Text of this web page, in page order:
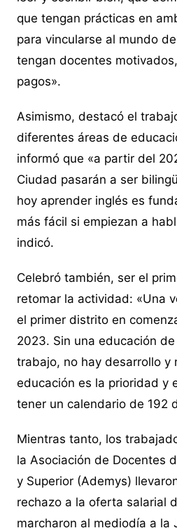
que tengan prácticas en
para vincularse al mundo
tengan docentes
pagos».
Asimismo, destacó el
diferentes áreas de
informó que «a partir del
Ciudad pasarán a ser
hoy aprender inglés es
más fácil si empiezan a
indicó.
Celebró también, ser el
retomar la actividad: «Una
el primer distrito en
2023. Sin una educación
trabajo, no hay desarrollo y
educación es la prioridad y
tener un calendario de 192
Mientras tanto, los
la Asociación de Docentes
y Superior (Ademys)
rechazo a la oferta salarial
marcharon al mediodía a la